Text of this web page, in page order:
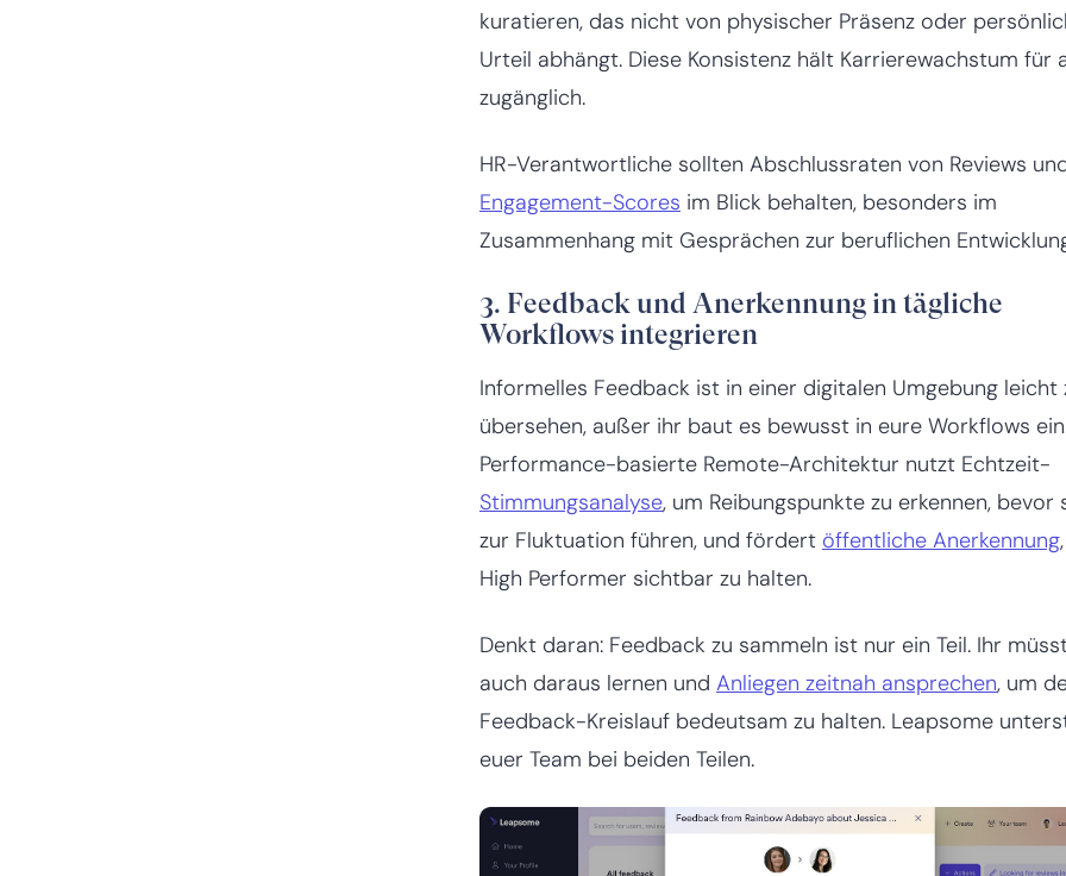
kuratieren, das nicht von physischer Präsenz oder
Urteil abhängt. Diese Konsistenz hält Karrierewachstum für
zugänglich.
HR-Verantwortliche sollten Abschlussraten von Reviews
Engagement-Scores im Blick behalten, besonders im
Zusammenhang mit Gesprächen zur beruflichen
3. Feedback und Anerkennung in tägliche
Workflows integrieren
Informelles Feedback ist in einer digitalen Umgebung leicht
übersehen, außer ihr baut es bewusst in eure Workflows
Performance-basierte Remote-Architektur nutzt Echtzeit-
Stimmungsanalyse, um Reibungspunkte zu erkennen, bevor
zur Fluktuation führen, und fördert öffentliche Anerkennung
High Performer sichtbar zu halten.
Denkt daran: Feedback zu sammeln ist nur ein Teil. Ihr
auch daraus lernen und Anliegen zeitnah ansprechen, um
Feedback-Kreislauf bedeutsam zu halten. Leapsome
euer Team bei beiden Teilen.